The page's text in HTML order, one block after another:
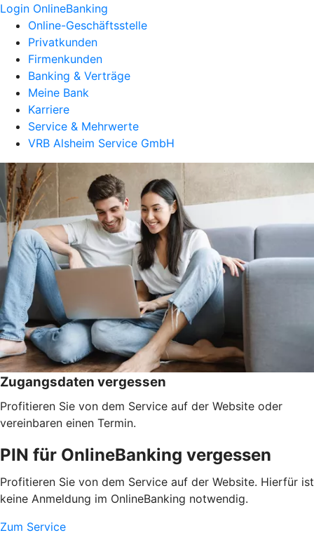
Login OnlineBanking
Online-Geschäftsstelle
Privatkunden
Firmenkunden
Banking & Verträge
Meine Bank
Karriere
Service & Mehrwerte
VRB Alsheim Service GmbH
Zugangsdaten vergessen
Profitieren Sie von dem Service auf der Website oder
vereinbaren einen Termin.
PIN für OnlineBanking vergessen
Profitieren Sie von dem Service auf der Website. Hierfür ist
keine Anmeldung im OnlineBanking notwendig.
Zum Service